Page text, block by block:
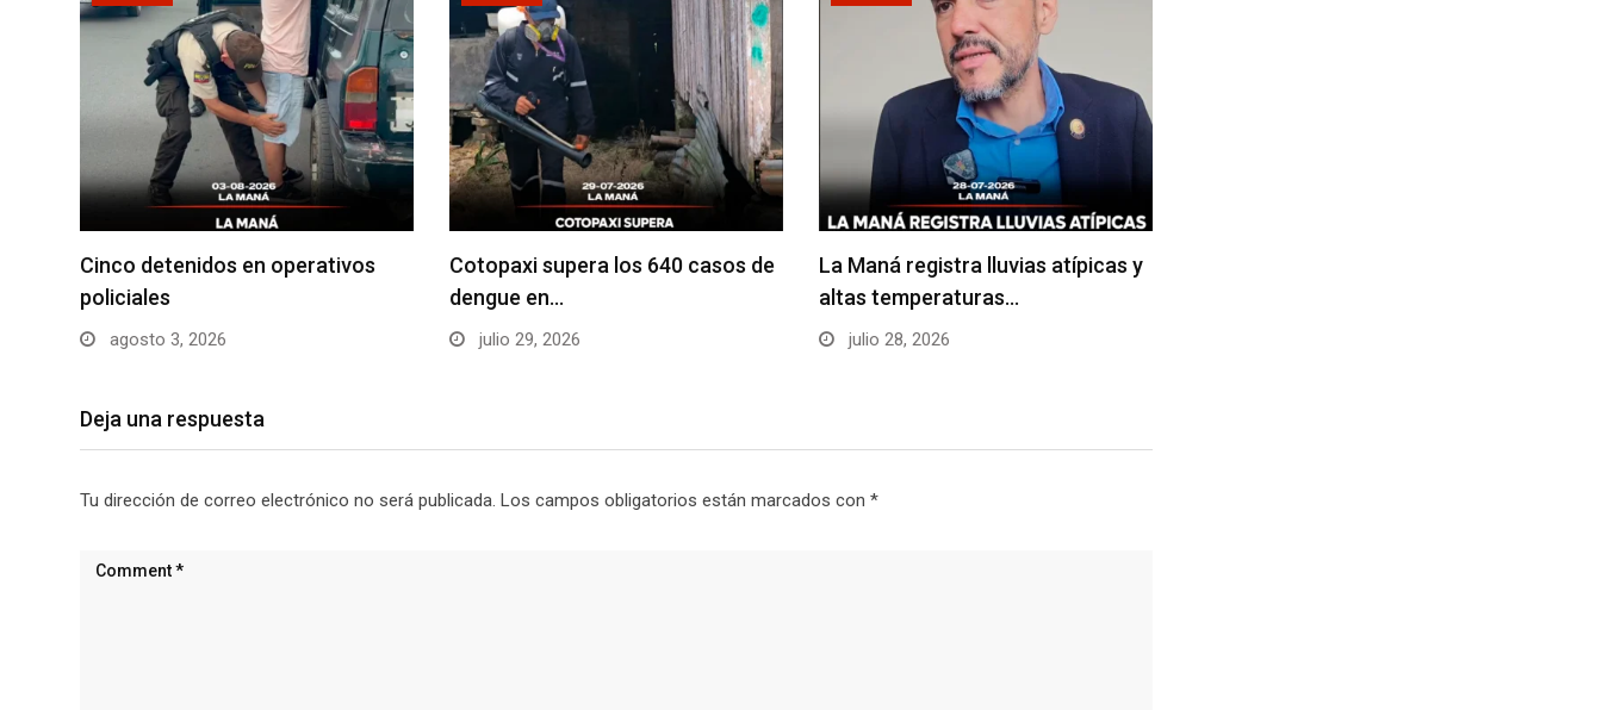
Cinco detenidos en operativos
policiales
agosto 3, 2026
Cotopaxi supera los 640 casos de
dengue en…
julio 29, 2026
La Maná registra lluvias atípicas y
altas temperaturas…
julio 28, 2026
Deja una respuesta
Tu dirección de correo electrónico no será publicada. Los campos obligatorios están marcados con *